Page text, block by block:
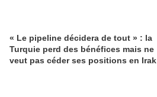
« Le pipeline décidera de tout » : la
Turquie perd des bénéfices mais ne
veut pas céder ses positions en Irak